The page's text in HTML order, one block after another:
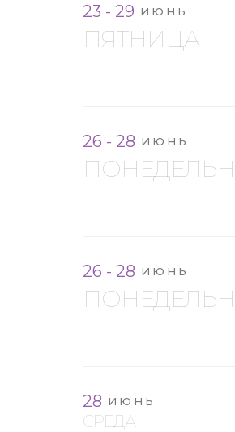
23 - 29 ИЮНЬ
ПЯТНИЦА
26 - 28 ИЮНЬ
26 - 28 ИЮНЬ
28 ИЮНЬ
СРЕДА